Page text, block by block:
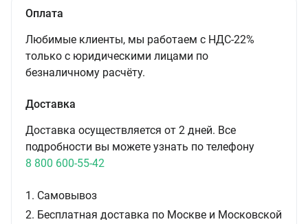
Оплата
Любимые клиенты, мы работаем с НДС-22%
только с юридическими лицами по
безналичному расчёту.
Доставка
Доставка осуществляется от 2 дней. Все
подробности вы можете узнать по телефону
8 800 600-55-42
1. Самовывоз
2. Бесплатная доставка по Москве и Московской